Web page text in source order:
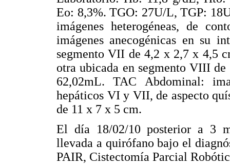
Eo: 8,3%. TGO: 27U/L, TGP:
imágenes heterogéneas, de
imágenes anecogénicas en su
segmento VII de 4,2 x 2,7 x 4,5
otra ubicada en segmento VIII
62,02mL. TAC Abdominal:
hepáticos VI y VII, de aspecto
de 11 x 7 x 5 cm.
El día 18/02/10 posterior a 3
llevada a quirófano bajo el
PAIR, Cistectomía Parcial